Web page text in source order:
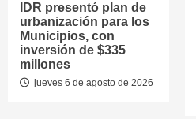
IDR presentó plan de
urbanización para los
Municipios, con
inversión de $335
millones
jueves 6 de agosto de 2026